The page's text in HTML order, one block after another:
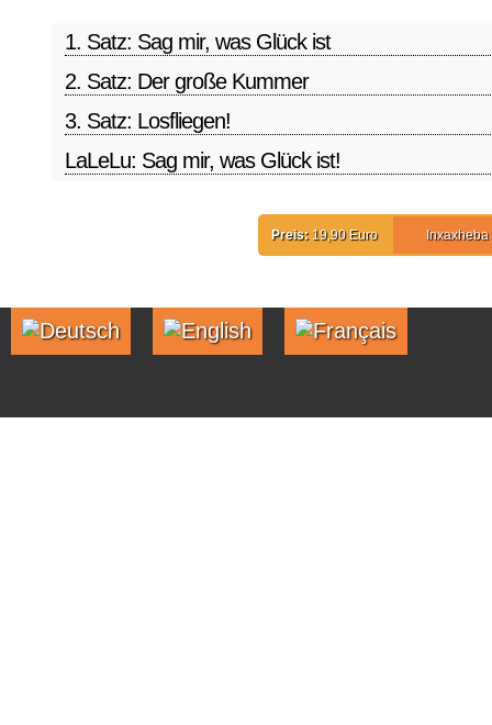
1. Satz: Sag mir, was Glück ist
2. Satz: Der große Kummer
3. Satz: Losfliegen!
LaLeLu: Sag mir, was Glück ist!
Preis: 19,90 Euro